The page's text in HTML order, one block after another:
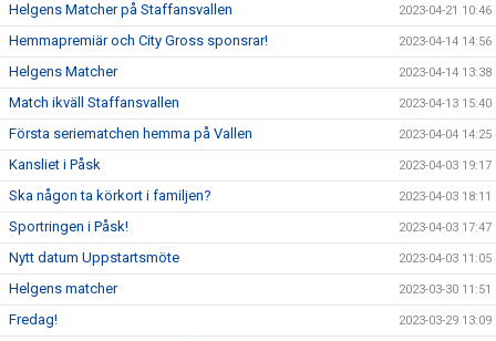
Helgens Matcher på Staffansvallen 2023-04-21 10:46
Hemmapremiär och City Gross sponsrar! 2023-04-14 14:56
Helgens Matcher 2023-04-14 13:38
Match ikväll Staffansvallen 2023-04-13 15:40
Första seriematchen hemma på Vallen 2023-04-04 14:25
Kansliet i Påsk 2023-04-03 19:17
Ska någon ta körkort i familjen? 2023-04-03 18:11
Sportringen i Påsk! 2023-04-03 17:47
Nytt datum Uppstartsmöte 2023-04-03 11:05
Helgens matcher 2023-03-30 11:51
Fredag! 2023-03-29 13:09